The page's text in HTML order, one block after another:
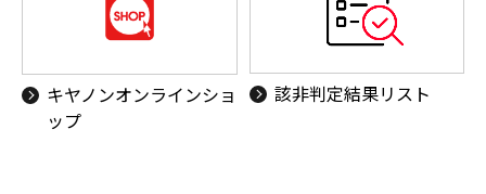
キヤノンオンラインショ
ップ
該非判定結果リスト